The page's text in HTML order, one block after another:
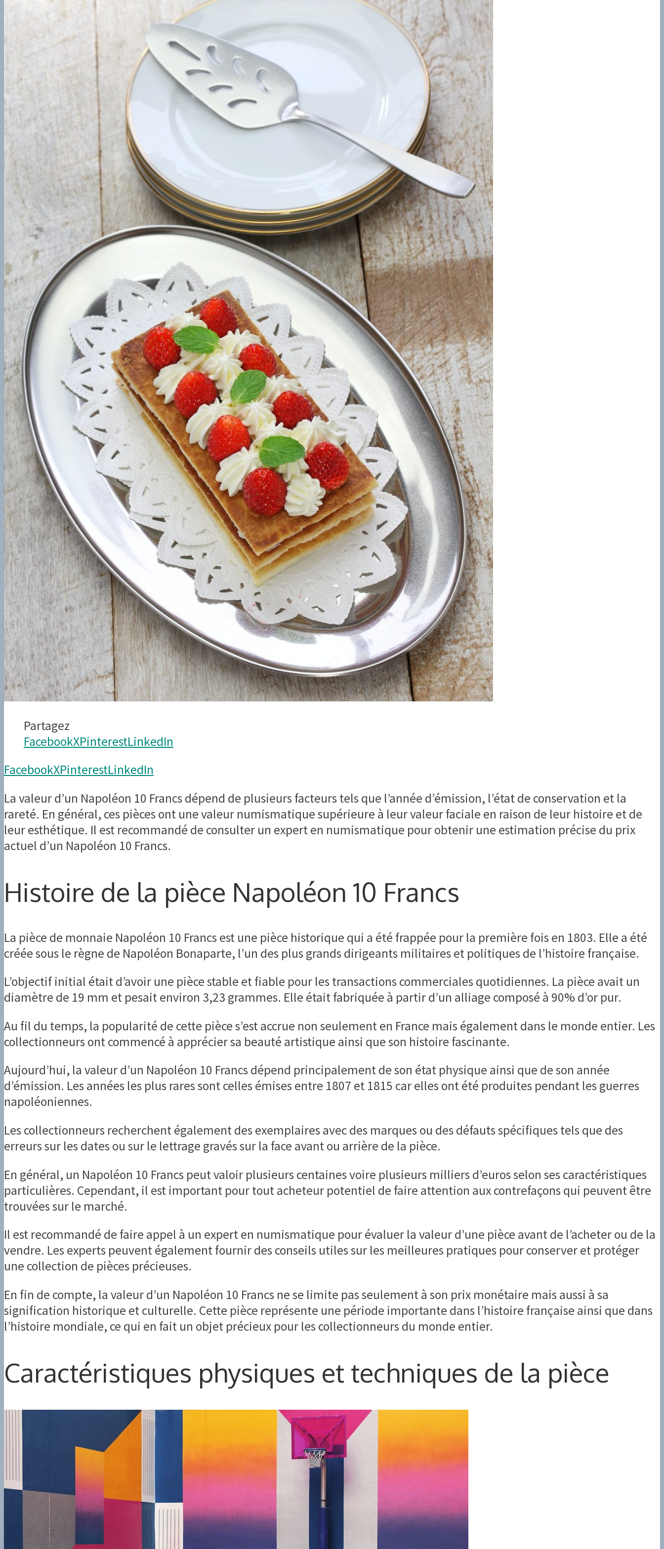
Partagez
FacebookXPinterestLinkedIn
FacebookXPinterestLinkedIn
La valeur d’un Napoléon 10 Francs dépend de plusieurs facteurs tels que l’année d’émission, l’état de conservation et la
rareté. En général, ces pièces ont une valeur numismatique supérieure à leur valeur faciale en raison de leur histoire et de
leur esthétique. Il est recommandé de consulter un expert en numismatique pour obtenir une estimation précise du prix
actuel d’un Napoléon 10 Francs.
Histoire de la pièce Napoléon 10 Francs
La pièce de monnaie Napoléon 10 Francs est une pièce historique qui a été frappée pour la première fois en 1803. Elle a été
créée sous le règne de Napoléon Bonaparte, l’un des plus grands dirigeants militaires et politiques de l’histoire française.
L’objectif initial était d’avoir une pièce stable et fiable pour les transactions commerciales quotidiennes. La pièce avait un
diamètre de 19 mm et pesait environ 3,23 grammes. Elle était fabriquée à partir d’un alliage composé à 90% d’or pur.
Au fil du temps, la popularité de cette pièce s’est accrue non seulement en France mais également dans le monde entier. Les
collectionneurs ont commencé à apprécier sa beauté artistique ainsi que son histoire fascinante.
Aujourd’hui, la valeur d’un Napoléon 10 Francs dépend principalement de son état physique ainsi que de son année
d’émission. Les années les plus rares sont celles émises entre 1807 et 1815 car elles ont été produites pendant les guerres
napoléoniennes.
Les collectionneurs recherchent également des exemplaires avec des marques ou des défauts spécifiques tels que des
erreurs sur les dates ou sur le lettrage gravés sur la face avant ou arrière de la pièce.
En général, un Napoléon 10 Francs peut valoir plusieurs centaines voire plusieurs milliers d’euros selon ses caractéristiques
particulières. Cependant, il est important pour tout acheteur potentiel de faire attention aux contrefaçons qui peuvent être
trouvées sur le marché.
Il est recommandé de faire appel à un expert en numismatique pour évaluer la valeur d’une pièce avant de l’acheter ou de la
vendre. Les experts peuvent également fournir des conseils utiles sur les meilleures pratiques pour conserver et protéger
une collection de pièces précieuses.
En fin de compte, la valeur d’un Napoléon 10 Francs ne se limite pas seulement à son prix monétaire mais aussi à sa
signification historique et culturelle. Cette pièce représente une période importante dans l’histoire française ainsi que dans
l’histoire mondiale, ce qui en fait un objet précieux pour les collectionneurs du monde entier.
Caractéristiques physiques et techniques de la pièce